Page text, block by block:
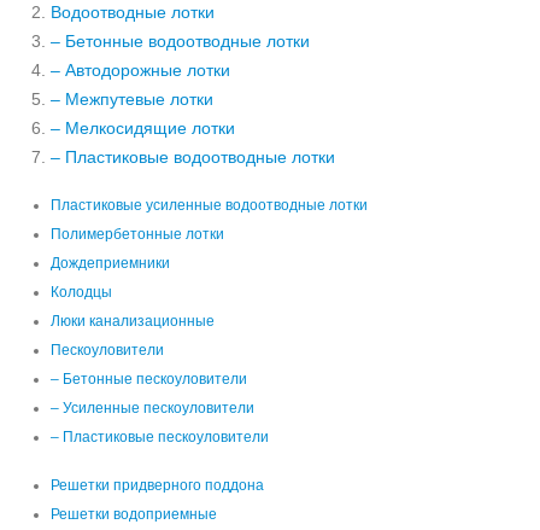
Водоотводные лотки
– Бетонные водоотводные лотки
– Автодорожные лотки
– Межпутевые лотки
– Мелкосидящие лотки
– Пластиковые водоотводные лотки
Пластиковые усиленные водоотводные лотки
Полимербетонные лотки
Дождеприемники
Колодцы
Люки канализационные
Пескоуловители
– Бетонные пескоуловители
– Усиленные пескоуловители
– Пластиковые пескоуловители
Решетки придверного поддона
Решетки водоприемные